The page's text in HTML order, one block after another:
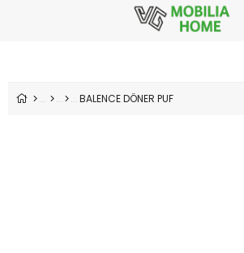
BALENCE DÖNER PUF